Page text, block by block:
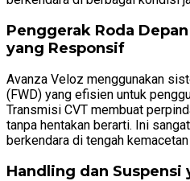
Penggerak Roda
yang Responsif
Avanza Veloz menggunakan
(FWD) yang efisien untuk
Transmisi CVT membuat
tanpa hentakan berarti. Ini
berkendara di tengah
Handling dan Suspensi